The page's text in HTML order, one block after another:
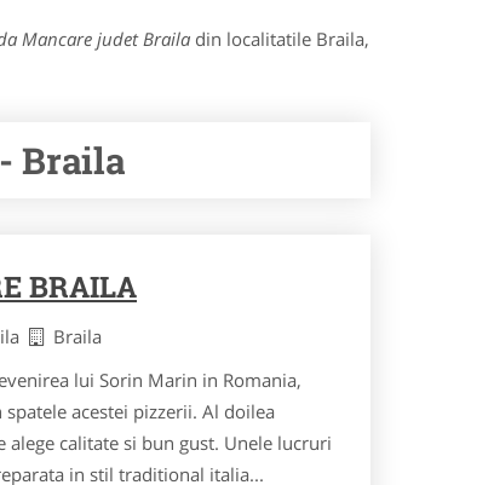
Mancare judet Braila din localitatile Braila,
Braila
BRAILA
Braila
lui Sorin Marin in Romania,
acestei pizzerii. Al doilea
calitate si bun gust. Unele lucruri
in stil traditional italia...